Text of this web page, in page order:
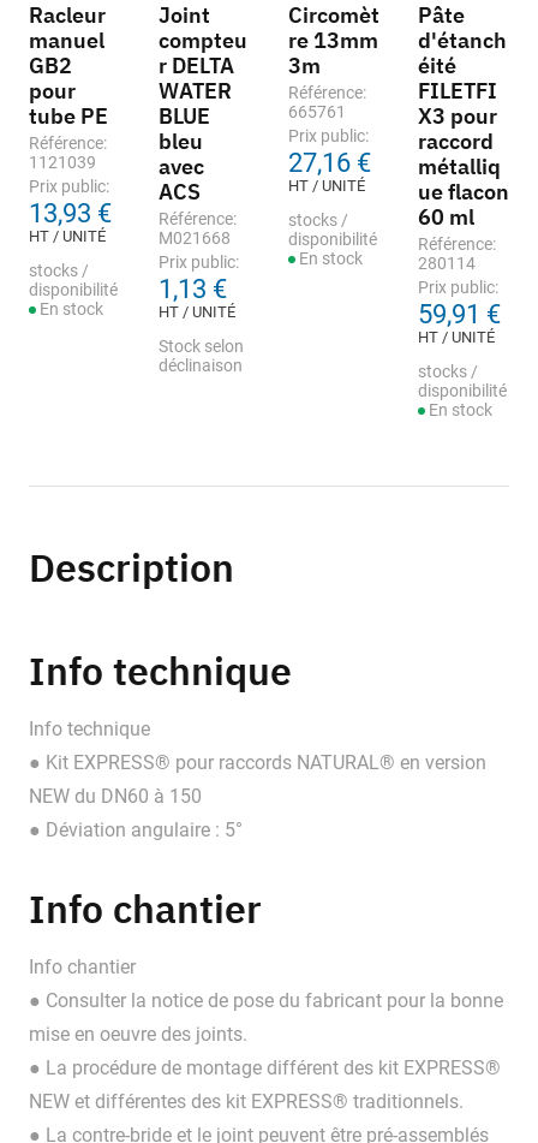
Racleur
manuel
GB2
pour
tube PE
Référence:
1121039
Prix public:
13,93 €
HT / UNITÉ
stocks /
disponibilité
En stock
Joint
compteu
r DELTA
WATER
BLUE
bleu
avec
ACS
Référence:
M021668
Prix public:
1,13 €
HT / UNITÉ
Stock selon
déclinaison
Circomèt
re 13mm
3m
Référence:
665761
Prix public:
27,16 €
HT / UNITÉ
stocks /
disponibilité
En stock
Pâte
d'étanch
éité
FILETFI
X3 pour
raccord
métalliq
ue flacon
60 ml
Référence:
280114
Prix public:
59,91 €
HT / UNITÉ
stocks /
disponibilité
En stock
Description
Info technique
Info technique
● Kit EXPRESS® pour raccords NATURAL® en version
NEW du DN60 à 150
● Déviation angulaire : 5°
Info chantier
Info chantier
● Consulter la notice de pose du fabricant pour la bonne
mise en oeuvre des joints.
● La procédure de montage différent des kit EXPRESS®
NEW et différentes des kit EXPRESS® traditionnels.
● La contre-bride et le joint peuvent être pré-assemblés